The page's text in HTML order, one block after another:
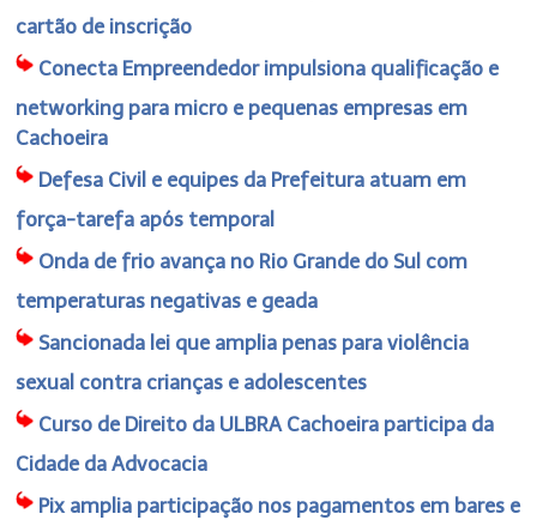
cartão de inscrição
Conecta Empreendedor impulsiona qualificação e
networking para micro e pequenas empresas em
Cachoeira
Defesa Civil e equipes da Prefeitura atuam em
força-tarefa após temporal
Onda de frio avança no Rio Grande do Sul com
temperaturas negativas e geada
Sancionada lei que amplia penas para violência
sexual contra crianças e adolescentes
Curso de Direito da ULBRA Cachoeira participa da
Cidade da Advocacia
Pix amplia participação nos pagamentos em bares e